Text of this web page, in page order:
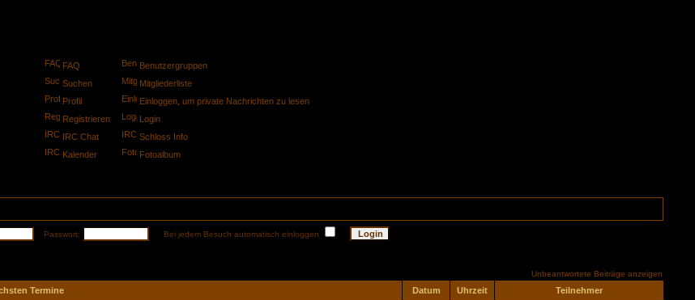
FAQ
Benutzergruppen
Suchen
Mitgliederliste
Profil
Einloggen, um private Nachrichten zu lesen
Registrieren
Login
IRC Chat
Schloss Info
Kalender
Fotoalbum
Passwort: Bei jedem Besuch automatisch einloggen
Unbeantwortete Beiträge anzeigen
Termine Datum Uhrzeit Teilnehmer